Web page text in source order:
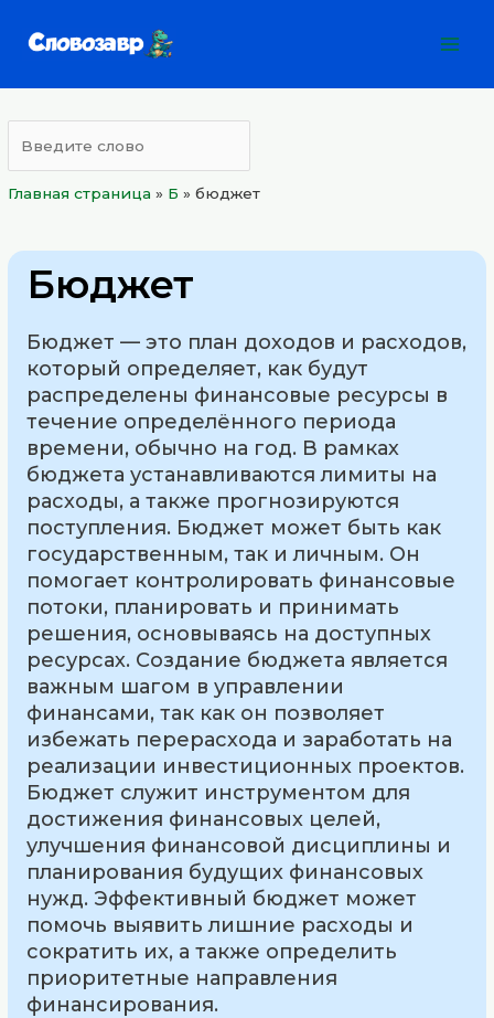
Главная страница » Б »бюджет
Бюджет
Бюджет — это план доходов и расходов,
который определяет, как будут
распределены финансовые ресурсы в
течение определённого периода
времени, обычно на год. В рамках
бюджета устанавливаются лимиты на
расходы, а также прогнозируются
поступления. Бюджет может быть как
государственным, так и личным. Он
помогает контролировать финансовые
потоки, планировать и принимать
решения, основываясь на доступных
ресурсах. Создание бюджета является
важным шагом в управлении
финансами, так как он позволяет
избежать перерасхода и заработать на
реализации инвестиционных проектов.
Бюджет служит инструментом для
достижения финансовых целей,
улучшения финансовой дисциплины и
планирования будущих финансовых
нужд. Эффективный бюджет может
помочь выявить лишние расходы и
сократить их, а также определить
приоритетные направления
финансирования.